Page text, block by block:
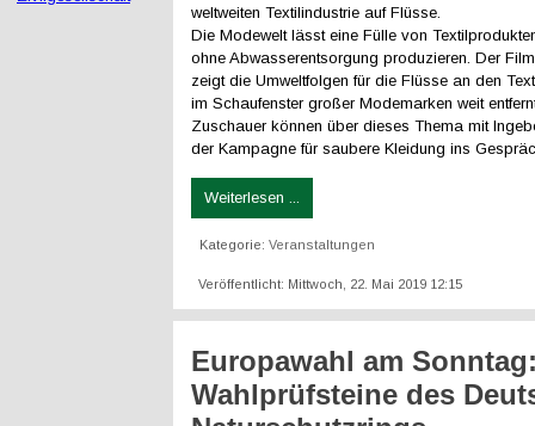
weltweiten Textilindustrie auf Flüsse.
Die Modewelt lässt eine Fülle von
ohne Abwasserentsorgung produzieren. Der Film
zeigt die Umweltfolgen für die Flüsse an den
im Schaufenster großer Modemarken weit
Zuschauer können über dieses Thema mit
der Kampagne für saubere Kleidung ins
Weiterlesen ...
Kategorie: Veranstaltungen
Veröffentlicht: Mittwoch, 22. Mai 2019 12:15
Europawahl am
Wahlprüfsteine des